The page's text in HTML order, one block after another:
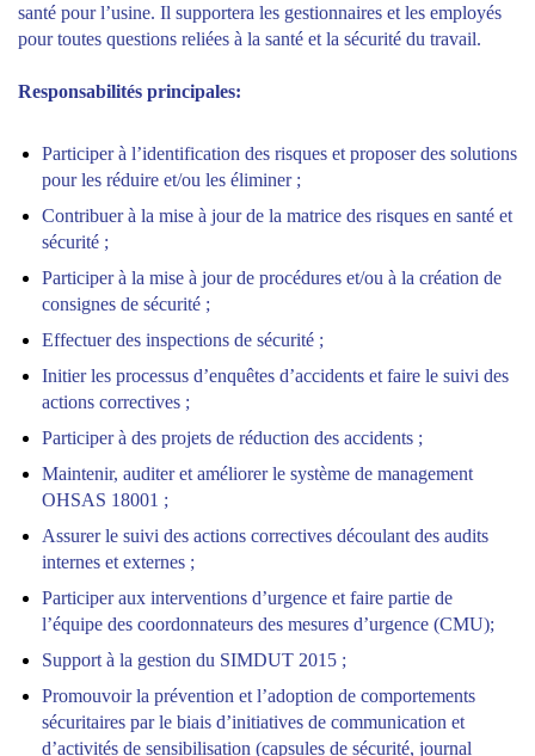
santé pour l’usine. Il supportera les gestionnaires et les employés
pour toutes questions reliées à la santé et la sécurité du travail.
Responsabilités principales:
Participer à l’identification des risques et proposer des solutions
pour les réduire et/ou les éliminer ;
Contribuer à la mise à jour de la matrice des risques en santé et
sécurité ;
Participer à la mise à jour de procédures et/ou à la création de
consignes de sécurité ;
Effectuer des inspections de sécurité ;
Initier les processus d’enquêtes d’accidents et faire le suivi des
actions correctives ;
Participer à des projets de réduction des accidents ;
Maintenir, auditer et améliorer le système de management
OHSAS 18001 ;
Assurer le suivi des actions correctives découlant des audits
internes et externes ;
Participer aux interventions d’urgence et faire partie de
l’équipe des coordonnateurs des mesures d’urgence (CMU);
Support à la gestion du SIMDUT 2015 ;
Promouvoir la prévention et l’adoption de comportements
sécuritaires par le biais d’initiatives de communication et
d’activités de sensibilisation (capsules de sécurité, journal